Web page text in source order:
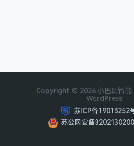
Copyright © 2026 小巴玩智能
WordPress
苏ICP备19018252
苏公网安备